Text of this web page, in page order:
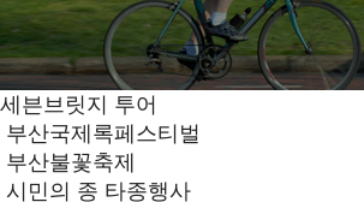
세븐브릿지 투어
부산국제록페스티벌
부산불꽃축제
시민의 종 타종행사